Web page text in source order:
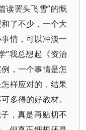
读罢头飞雪”的慨
了不少，一个大
情，可以冲淡一
”我总想起《资治
，一个事情是怎
样应对的，结果
多得的好教材。
，真是再贴切不